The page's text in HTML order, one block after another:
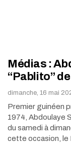
Médias :
“Pablito”
dimanche, 16 mai
Premier guinéen
1974, Abdoulaye
du samedi à
cette occasion, le